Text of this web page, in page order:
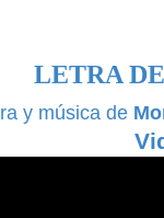
LETRA
y música de